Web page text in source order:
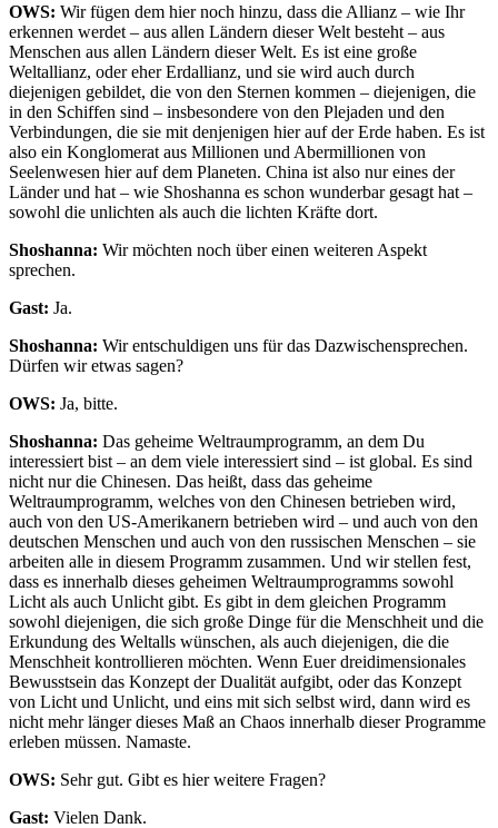
OWS: Wir fügen dem hier noch hinzu, dass die Allianz – wie Ihr
erkennen werdet – aus allen Ländern dieser Welt besteht – aus
Menschen aus allen Ländern dieser Welt. Es ist eine große
Weltallianz, oder eher Erdallianz, und sie wird auch durch
diejenigen gebildet, die von den Sternen kommen – diejenigen, die
in den Schiffen sind – insbesondere von den Plejaden und den
Verbindungen, die sie mit denjenigen hier auf der Erde haben. Es ist
also ein Konglomerat aus Millionen und Abermillionen von
Seelenwesen hier auf dem Planeten. China ist also nur eines der
Länder und hat – wie Shoshanna es schon wunderbar gesagt hat –
sowohl die unlichten als auch die lichten Kräfte dort.
Shoshanna: Wir möchten noch über einen weiteren Aspekt
sprechen.
Gast: Ja.
Shoshanna: Wir entschuldigen uns für das Dazwischensprechen.
Dürfen wir etwas sagen?
OWS: Ja, bitte.
Shoshanna: Das geheime Weltraumprogramm, an dem Du
interessiert bist – an dem viele interessiert sind – ist global. Es sind
nicht nur die Chinesen. Das heißt, dass das geheime
Weltraumprogramm, welches von den Chinesen betrieben wird,
auch von den US-Amerikanern betrieben wird – und auch von den
deutschen Menschen und auch von den russischen Menschen – sie
arbeiten alle in diesem Programm zusammen. Und wir stellen fest,
dass es innerhalb dieses geheimen Weltraumprogramms sowohl
Licht als auch Unlicht gibt. Es gibt in dem gleichen Programm
sowohl diejenigen, die sich große Dinge für die Menschheit und die
Erkundung des Weltalls wünschen, als auch diejenigen, die die
Menschheit kontrollieren möchten. Wenn Euer dreidimensionales
Bewusstsein das Konzept der Dualität aufgibt, oder das Konzept
von Licht und Unlicht, und eins mit sich selbst wird, dann wird es
nicht mehr länger dieses Maß an Chaos innerhalb dieser Programme
erleben müssen. Namaste.
OWS: Sehr gut. Gibt es hier weitere Fragen?
Gast: Vielen Dank.